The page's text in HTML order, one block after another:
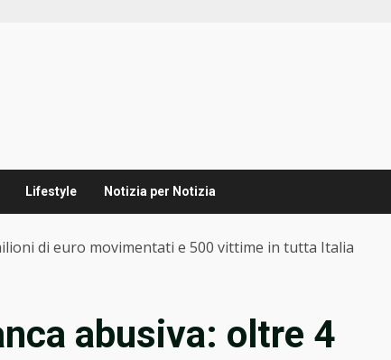
Lifestyle Notizia per Notizia
di euro movimentati e 500 vittime in tutta Italia
abusiva: oltre 4